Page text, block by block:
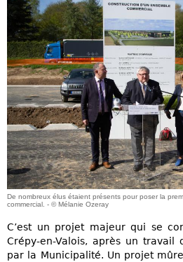
De nombreux élus étaient présents pour poser la
commercial. - © Mélanie Ozeray
C’est un projet majeur qui se
Crépy‐en‐Valois, après un
par la Municipalité. Un projet